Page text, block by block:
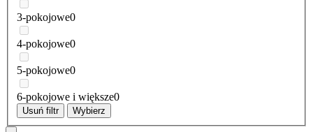
3-pokojowe0
4-pokojowe0
5-pokojowe0
6-pokojowe i większe0
Usuń filtr Wybierz